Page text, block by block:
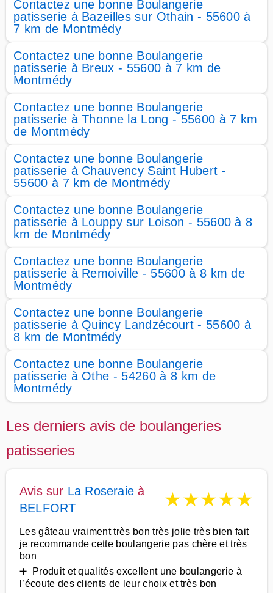
Contactez une bonne Boulangerie
patisserie à Bazeilles sur Othain - 55600 à
7 km de Montmédy
Contactez une bonne Boulangerie
patisserie à Breux - 55600 à 7 km de
Montmédy
Contactez une bonne Boulangerie
patisserie à Thonne la Long - 55600 à 7 km
de Montmédy
Contactez une bonne Boulangerie
patisserie à Chauvency Saint Hubert -
55600 à 7 km de Montmédy
Contactez une bonne Boulangerie
patisserie à Louppy sur Loison - 55600 à 8
km de Montmédy
Contactez une bonne Boulangerie
patisserie à Remoiville - 55600 à 8 km de
Montmédy
Contactez une bonne Boulangerie
patisserie à Quincy Landzécourt - 55600 à
8 km de Montmédy
Contactez une bonne Boulangerie
patisserie à Othe - 54260 à 8 km de
Montmédy
Les derniers avis de boulangeries
patisseries
Avis sur La Roseraie à
BELFORT
★★★★★
Les gâteau vraiment très bon très jolie très bien fait
je recommande cette boulangerie pas chère et très
bon
➕ Produit et qualités excellent une boulangerie à
l’écoute des clients de leur choix et très bon